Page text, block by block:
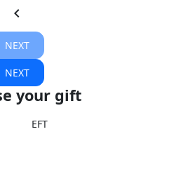
chevron_left
NEXT
NEXT
your gift
EFT